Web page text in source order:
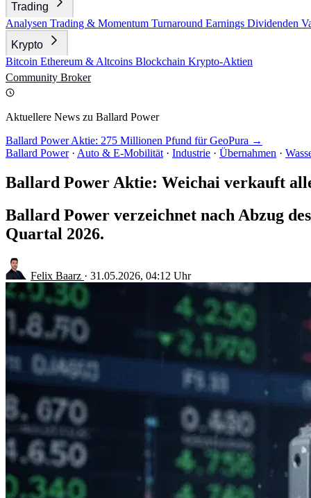
Trading
Analysen Trading & Momentum Turnaround Earnings Dividenden
Krypto
Bitcoin Ethereum & Altcoins Blockchain Krypto-Aktien
Community Broker
Aktuellere News zu Ballard Power
Ballard Power Aktie: 275 Millionen Pfund für GeoPura →
Ballard Power · Auto & E-Mobilität · Industrie · Übernahmen ·
Ballard Power Aktie: Weichai verkauft
Ballard Power verzeichnet nach Abzug
Quartal 2026.
Felix Baarz · 31.05.2026, 04:12 Uhr